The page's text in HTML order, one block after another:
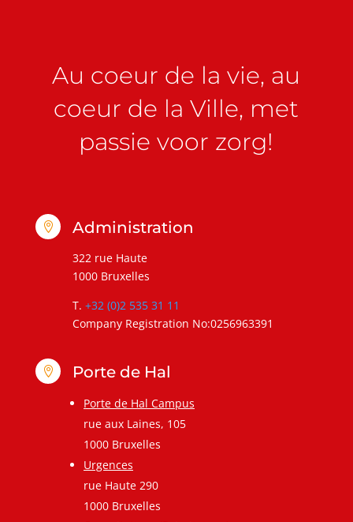
Au coeur de la vie, au
coeur de la Ville, met
passie voor zorg!
 Administration
322 rue Haute
1000 Bruxelles
T. +32 (0)2 535 31 11
Company Registration No:0256963391
 Porte de Hal
Porte de Hal Campus
rue aux Laines, 105
1000 Bruxelles
Urgences
rue Haute 290
1000 Bruxelles